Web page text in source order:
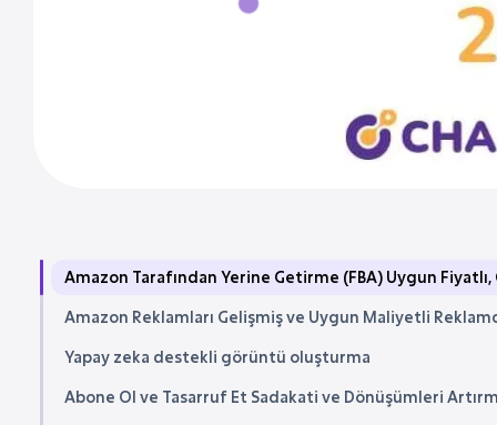
Amazon Tarafından Yerine Getirme (FBA) Uygun
Amazon Reklamları Gelişmiş ve Uygun Maliyetli
Yapay zeka destekli görüntü oluşturma
Abone Ol ve Tasarruf Et Sadakati ve Dönüşümleri